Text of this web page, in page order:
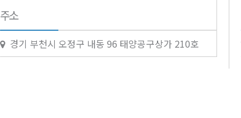
주소
경기 부천시 오정구 내동 96 태양공구상가 210호